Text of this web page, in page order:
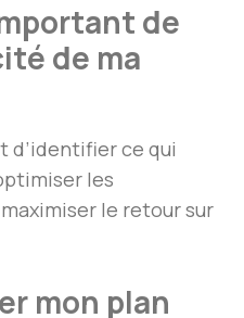
de
de ma
d’identifier ce qui
les
le retour sur
mon plan